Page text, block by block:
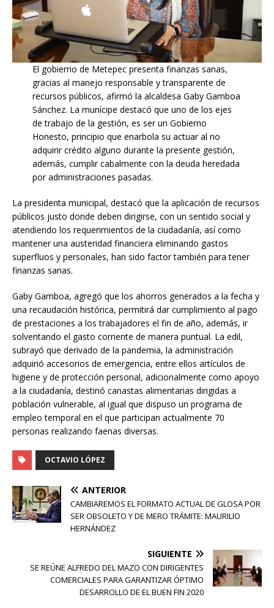
El gobierno de Metepec presenta finanzas sanas,
gracias al manejo responsable y transparente de
recursos públicos, afirmó la alcaldesa Gaby Gamboa
Sánchez. La munícipe destacó que uno de los ejes
de trabajo de la gestión, es ser un Gobierno
Honesto, principio que enarbola su actuar al no
adquirir crédito alguno durante la presente gestión,
además, cumplir cabalmente con la deuda heredada
por administraciones pasadas.
La presidenta municipal, destacó que la aplicación de recursos
públicos justo donde deben dirigirse, con un sentido social y
atendiendo los requerimientos de la ciudadanía, así como
mantener una austeridad financiera eliminando gastos
superfluos y personales, han sido factor también para tener
finanzas sanas.
Gaby Gamboa, agregó que los ahorros generados a la fecha y
una recaudación histórica, permitirá dar cumplimiento al pago
de prestaciones a los trabajadores el fin de año, además, ir
solventando el gasto corriente de manera puntual. La edil,
subrayó que derivado de la pandemia, la administración
adquirió accesorios de emergencia, entre ellos artículos de
higiene y de protección personal, adicionalmente como apoyo
a la ciudadanía, destinó canastas alimentarias dirigidas a
población vulnerable, al igual que dispuso un programa de
empleo temporal en el que participan actualmente 70
personas realizando faenas diversas.
OCTAVIO LÓPEZ
ANTERIOR
CAMBIAREMOS EL FORMATO ACTUAL DE GLOSA POR
SER OBSOLETO Y DE MERO TRÁMITE: MAURILIO
HERNÁNDEZ
SIGUIENTE
SE REÚNE ALFREDO DEL MAZO CON DIRIGENTES
COMERCIALES PARA GARANTIZAR ÓPTIMO
DESARROLLO DE EL BUEN FIN 2020